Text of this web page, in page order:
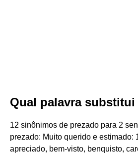
Qual palavra substitui
12 sinônimos de prezado para 2
prezado: Muito querido e estimado:
apreciado, bem-visto, benquisto,